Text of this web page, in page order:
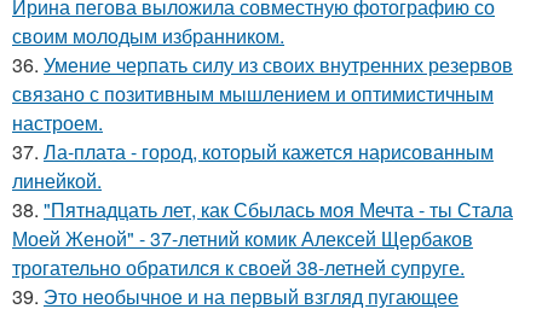
Ирина пегова выложила совместную фотографию со
своим молодым избранником.
36. Умение черпать силу из своих внутренних резервов
связано с позитивным мышлением и оптимистичным
настроем.
37. Ла-плата - город, который кажется нарисованным
линейкой.
38. "Пятнадцать лет, как Сбылась моя Мечта - ты Стала
Моей Женой" - 37-летний комик Алексей Щербаков
трогательно обратился к своей 38-летней супруге.
39. Это необычное и на первый взгляд пугающее